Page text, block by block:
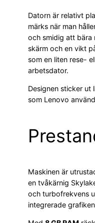
Datorn är relativt
märks när man
och smidig att bära
skärm och en vikt
som en liten rese-
arbetsdator.
Designen sticker ut
som Lenovo
Maskinen är
en tvåkärnig
och turbofrekvens
integrerade